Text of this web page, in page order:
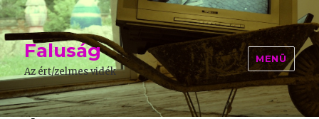
Faluság
Az ért/zelmes vidék
MENÜ